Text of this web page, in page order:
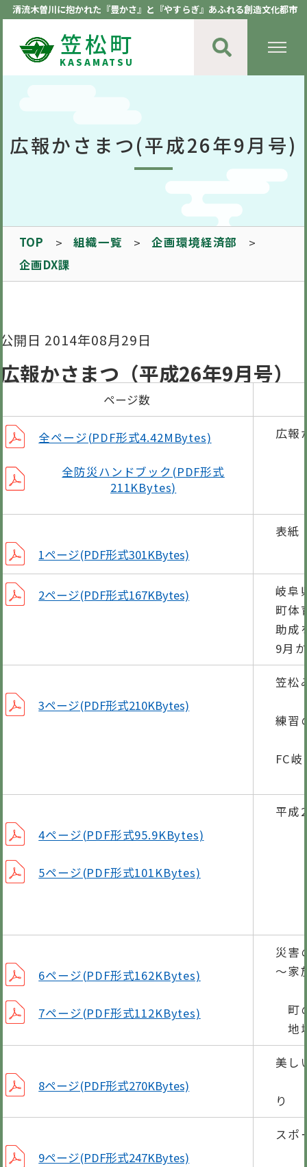
清流木曽川に抱かれた『豊かさ』と『やすらぎ』あふれる創造文化都市
笠松町
KASAMATSU
広報かさまつ(平成26年9月号)
TOP 組織一覧
企画環境経済部
企画DX課
公開日 2014年08月29日
広報かさまつ（平成26年9月号）
ページ数
全ページ(PDF形式4.42MBytes)
全防災ハンドブック(PDF形式
211KBytes)
広報
1ページ(PDF形式301KBytes)
表紙
2ページ(PDF形式167KBytes)
岐阜
町体
助成
9月
3ページ(PDF形式210KBytes)
笠松
練習
FC
4ページ(PDF形式95.9KBytes)
5ページ(PDF形式101KBytes)
平成
6ページ(PDF形式162KBytes)
7ページ(PDF形式112KBytes)
災害
～家
町
地
8ページ(PDF形式270KBytes)
美し
り
9ページ(PDF形式247KBytes)
スポ